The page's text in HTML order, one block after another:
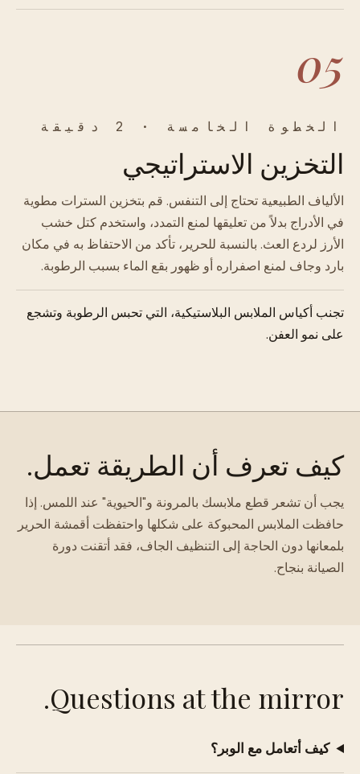
05
الخطوة الخامسة · 2 دقيقة
التخزين الاستراتيجي
الألياف الطبيعية تحتاج إلى التنفس. قم بتخزين السترات مطوية
في الأدراج بدلاً من تعليقها لمنع التمدد، واستخدم كتل خشب
الأرز لردع العث. بالنسبة للحرير، تأكد من الاحتفاظ به في مكان
بارد وجاف لمنع اصفراره أو ظهور بقع الماء بسبب الرطوبة.
تجنب أكياس الملابس البلاستيكية، التي تحبس الرطوبة وتشجع
على نمو العفن.
كيف تعرف أن الطريقة تعمل.
يجب أن تشعر قطع ملابسك بالمرونة و"الحيوية" عند اللمس. إذا
حافظت الملابس المحبوكة على شكلها واحتفظت أقمشة الحرير
بلمعانها دون الحاجة إلى التنظيف الجاف، فقد أتقنت دورة
الصيانة بنجاح.
Questions at the mirror.
كيف أتعامل مع الوبر؟